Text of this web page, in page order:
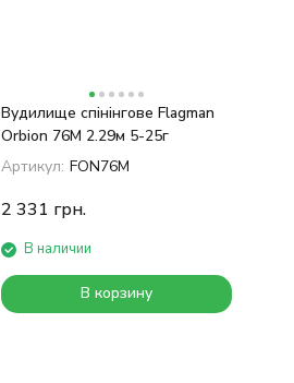
Вудилище спінінгове Flagman
Orbion 76M 2.29м 5-25г
Артикул: FON76M
2 331 грн.
В наличии
В корзину